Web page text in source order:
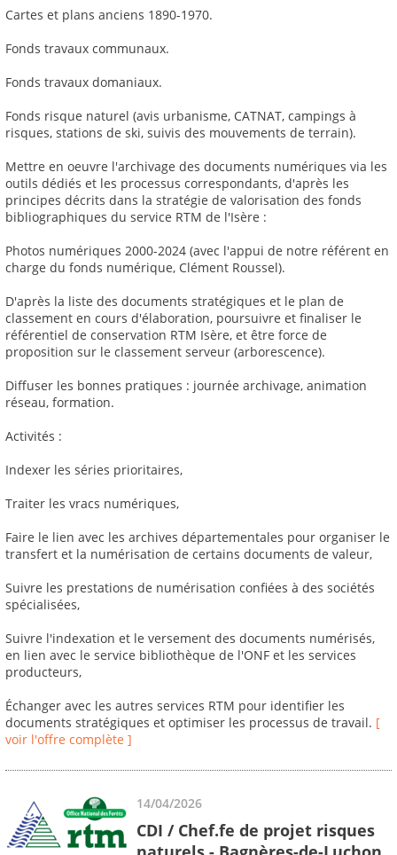
Cartes et plans anciens 1890-1970.
Fonds travaux communaux.
Fonds travaux domaniaux.
Fonds risque naturel (avis urbanisme, CATNAT, campings à
risques, stations de ski, suivis des mouvements de terrain).
Mettre en oeuvre l'archivage des documents numériques via les
outils dédiés et les processus correspondants, d'après les
principes décrits dans la stratégie de valorisation des fonds
bibliographiques du service RTM de l'Isère :
Photos numériques 2000-2024 (avec l'appui de notre référent en
charge du fonds numérique, Clément Roussel).
D'après la liste des documents stratégiques et le plan de
classement en cours d'élaboration, poursuivre et finaliser le
référentiel de conservation RTM Isère, et être force de
proposition sur le classement serveur (arborescence).
Diffuser les bonnes pratiques : journée archivage, animation
réseau, formation.
Activités :
Indexer les séries prioritaires,
Traiter les vracs numériques,
Faire le lien avec les archives départementales pour organiser le
transfert et la numérisation de certains documents de valeur,
Suivre les prestations de numérisation confiées à des sociétés
spécialisées,
Suivre l'indexation et le versement des documents numérisés,
en lien avec le service bibliothèque de l'ONF et les services
producteurs,
Échanger avec les autres services RTM pour identifier les
documents stratégiques et optimiser les processus de travail. [
voir l'offre complète ]
14/04/2026
CDI / Chef.fe de projet risques